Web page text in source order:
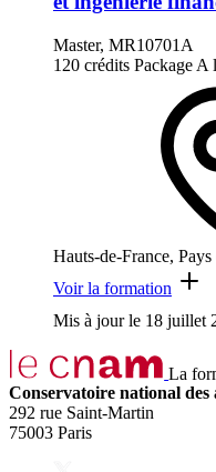
Master, MR10701A
120 crédits Package A
Hauts-de-France,
Voir la formation
Mis à jour le 18 juillet
La
Conservatoire national des
292 rue Saint-Martin
75003 Paris